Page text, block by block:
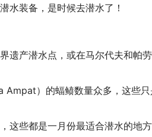
水装备，是时候去潜水了！
遗产潜水点，或在马尔代夫和帕
Ampat）的蝠鲼数量众多，这些
这些都是一月份最适合潜水的地